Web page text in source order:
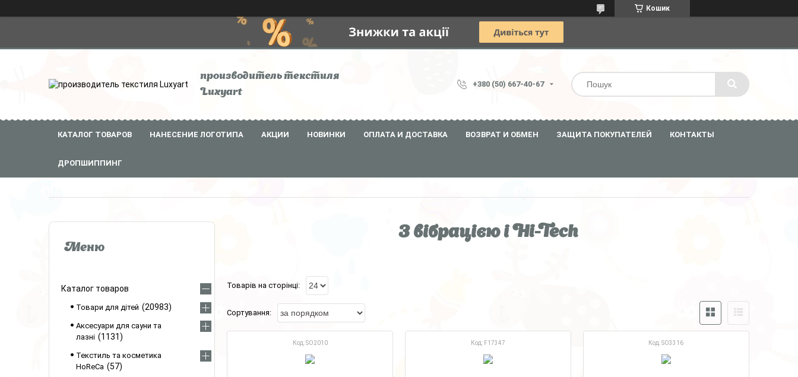
Кошик
производитель текстиля
Luxyart
+380 (50) 667-40-67
КАТАЛОГ ТОВАРОВ НАНЕСЕНИЕ ЛОГОТИПА АКЦИИ НОВИНКИ ОПЛАТА И ДОСТАВКА ВОЗВРАТ И ОБМЕН ЗАЩИТА ПОКУПАТЕЛЕЙ КОНТАКТЫ
ДРОПШИППИНГ
З вібрацією і Hi-Tech
SO2010 F17347 SO3316
Каталог товаров
Товари для дітей 20983
Аксесуари для сауни та
лазні
1131
Текстиль та косметика
HoReCa
57